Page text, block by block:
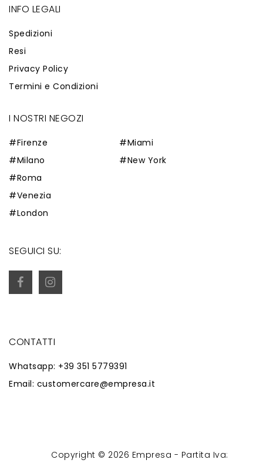
INFO LEGALI
Spedizioni
Resi
Privacy Policy
Termini e Condizioni
I NOSTRI NEGOZI
#Firenze
#Milano
#Roma
#Venezia
#London
#Miami
#New York
SEGUICI SU:
CONTATTI
Whatsapp: +39 351 5779391
Email: customercare@empresa.it
Copyright © 2026 Empresa - Partita Iva: